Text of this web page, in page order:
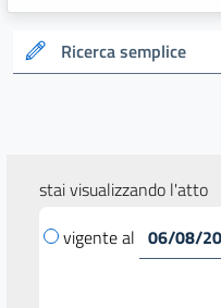
Ricerca semplice
stai visualizzando l'atto
vigente al